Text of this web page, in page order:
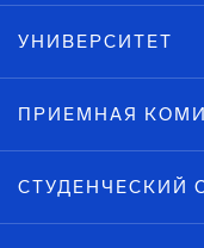
УНИВЕРСИТЕТ
ПРИЕМНАЯ
СТУДЕНЧЕСКИЙ